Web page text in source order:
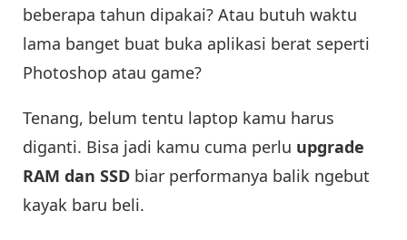
beberapa tahun dipakai? Atau butuh waktu
lama banget buat buka aplikasi berat seperti
Photoshop atau game?
Tenang, belum tentu laptop kamu harus
diganti. Bisa jadi kamu cuma perlu upgrade
RAM dan SSD biar performanya balik ngebut
kayak baru beli.